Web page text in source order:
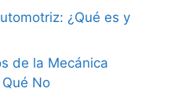
¿Qué es y
de la Mecánica
No